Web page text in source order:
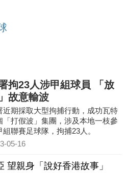
拘23人涉甲組球員 「放
故意輸波
近期採取大型拘捕行動，成功瓦特
「打假波」集團，涉及本地一枝參
組聯賽足球隊，拘捕23人。
05-16
望親身「說好香港故事」